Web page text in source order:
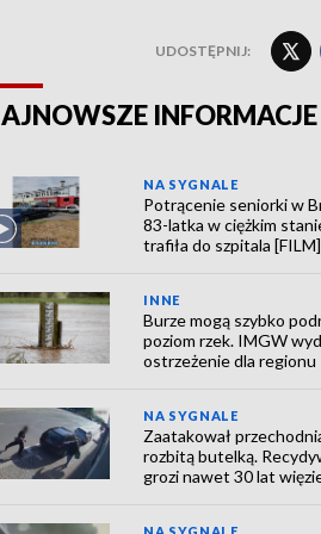
UDOSTĘPNIJ:
INFORMACJE
NA SYGNALE
Potrącenie seniorki w
83-latka w ciężkim
trafiła do szpitala [FILM]
INNE
Burze mogą szybko
poziom rzek. IMGW
ostrzeżenie dla regionu
NA SYGNALE
Zaatakował
rozbitą butelką.
grozi nawet 30 lat